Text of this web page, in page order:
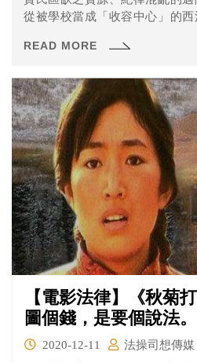
從被學校當成「收容中心」的
中一路過關斬將，闖入全國西洋
READ MORE
【電影法律】《秋菊
圖個錢，是要個說法。
2020-12-11
法操司想傳媒